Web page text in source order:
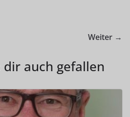
Weiter →
auch gefallen